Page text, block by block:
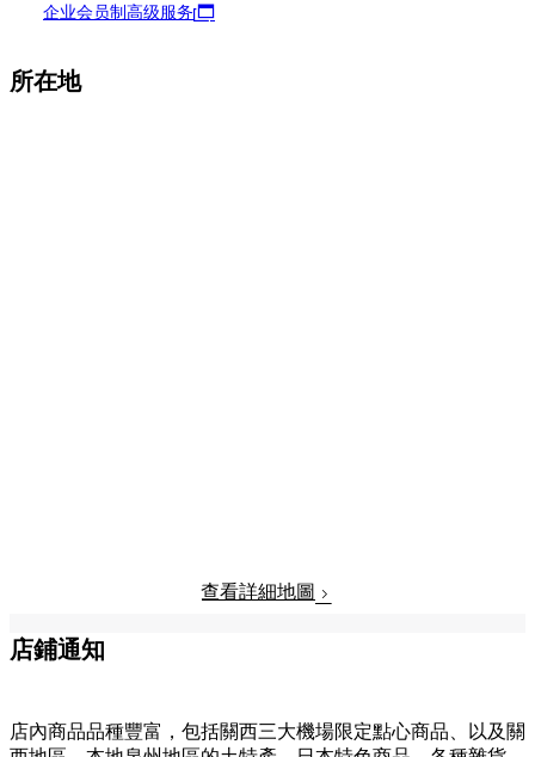
企业会员制高级服务
所在地
查看詳細地圖
店鋪通知
店內商品品種豐富，包括關西三大機場限定點心商品、以及關